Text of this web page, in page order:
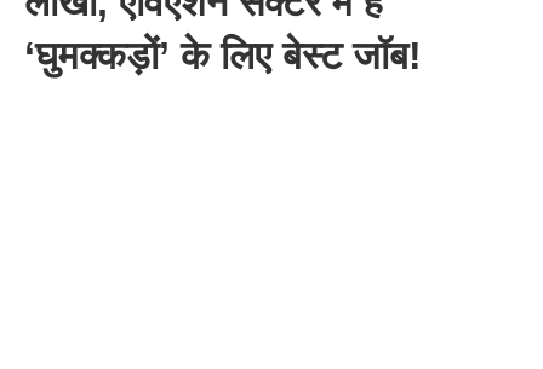
‘घुमक्कड़ों’ के लिए बेस्ट जॉब!